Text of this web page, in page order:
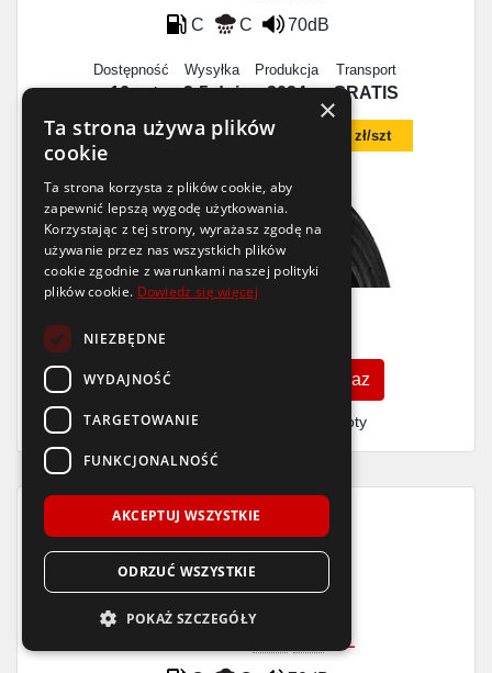
C C 70dB
Dostępność
>16 szt.
Wysyłka
3-5 dni
Produkcja
2024
Transport
GRATIS
Dodaj czujnik TPMS w koszyku za 115 zł/szt
Zobacz szczegóły Kup teraz
Finansowanie dla firm - MŚP i floty
10x0%
Aptany
RC501
XL
×
Ta strona używa plików
cookie
Ta strona korzysta z plików cookie, aby
zapewnić lepszą wygodę użytkowania.
Korzystając z tej strony, wyrażasz zgodę na
używanie przez nas wszystkich plików
cookie zgodnie z warunkami naszej polityki
plików cookie. Dowiedz się więcej
NIEZBĘDNE
WYDAJNOŚĆ
TARGETOWANIE
FUNKCJONALNOŚĆ
AKCEPTUJ WSZYSTKIE
ODRZUĆ WSZYSTKIE
POKAŻ SZCZEGÓŁY